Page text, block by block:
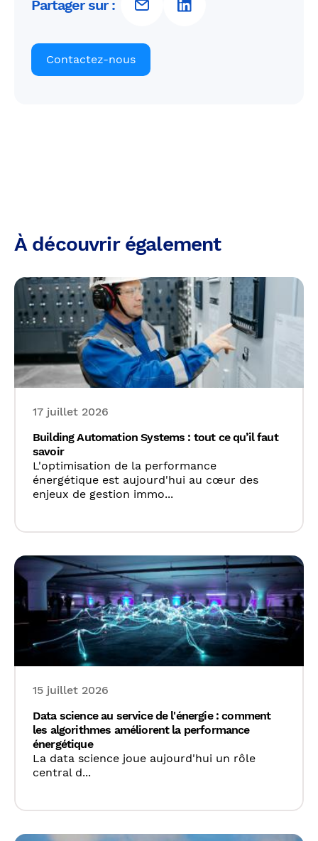
Partager sur :
Contactez-nous
À découvrir également
17 juillet 2026
Building Automation Systems : tout ce qu’il faut
savoir
L'optimisation de la performance
énergétique est aujourd'hui au cœur des
enjeux de gestion immo...
15 juillet 2026
Data science au service de l'énergie : comment
les algorithmes améliorent la performance
énergétique
La data science joue aujourd'hui un rôle
central d...